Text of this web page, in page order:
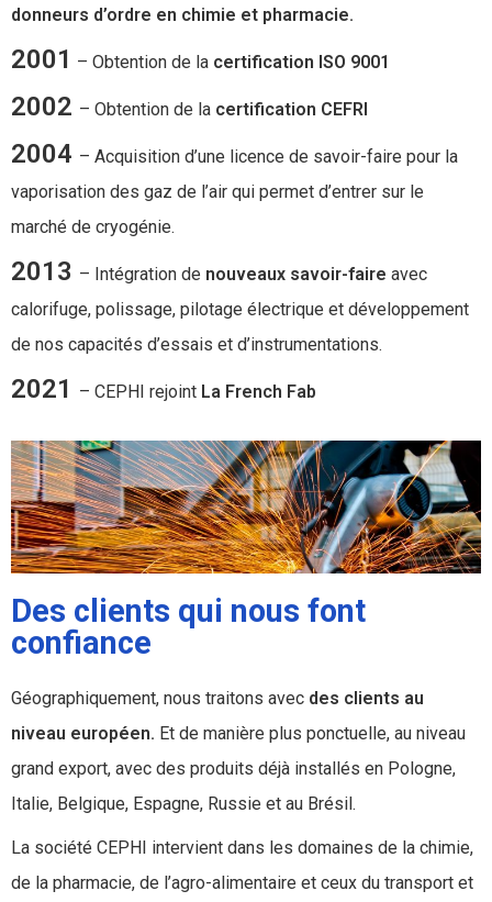
donneurs d’ordre en chimie et pharmacie.
2001 – Obtention de la certification ISO 9001
2002 – Obtention de la certification CEFRI
2004 – Acquisition d’une licence de savoir-faire pour la
vaporisation des gaz de l’air qui permet d’entrer sur le
marché de cryogénie.
2013 – Intégration de nouveaux savoir-faire avec
calorifuge, polissage, pilotage électrique et développement
de nos capacités d’essais et d’instrumentations.
2021 – CEPHI rejoint La French Fab
Des clients qui nous font
confiance
Géographiquement, nous traitons avec des clients au
niveau européen. Et de manière plus ponctuelle, au niveau
grand export, avec des produits déjà installés en Pologne,
Italie, Belgique, Espagne, Russie et au Brésil.
La société CEPHI intervient dans les domaines de la chimie,
de la pharmacie, de l’agro-alimentaire et ceux du transport et